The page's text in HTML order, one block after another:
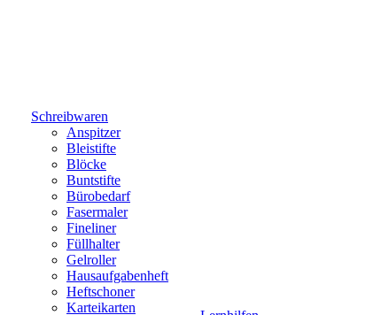
Schreibwaren
Anspitzer
Bleistifte
Blöcke
Buntstifte
Bürobedarf
Fasermaler
Fineliner
Füllhalter
Gelroller
Hausaufgabenheft
Heftschoner
Karteikarten